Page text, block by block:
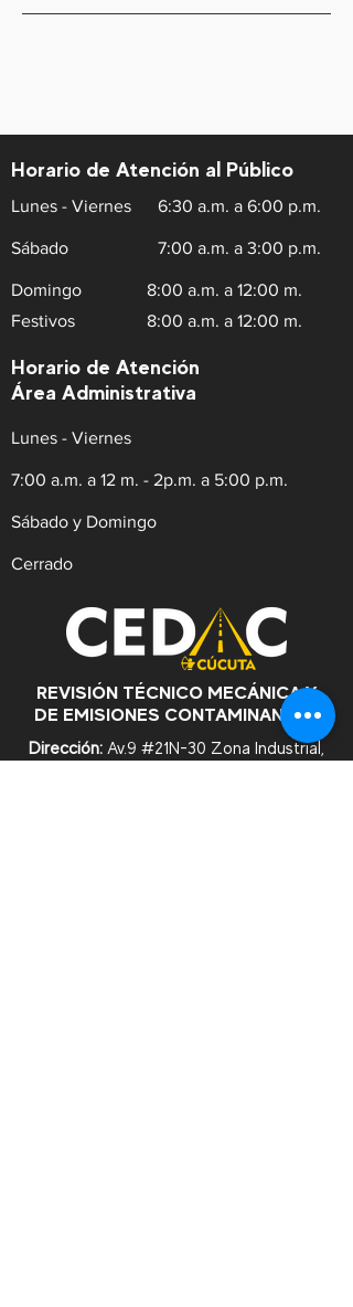
Horario de Atención al Público
Lunes - Viernes 6:30 a.m. a 6:00 p.m.
Sábado 7:00 a.m. a 3:00 p.m.
Domingo
Festivos
8:00 a.m. a 12:00 m.
8:00 a.m. a 12:00 m.
Horario de Atención
Área Administrativa
Lunes - Viernes
7:00 a.m. a 12 m. - 2p.m. a 5:00 p.m.
Sábado y Domingo
Cerrado
REVISIÓN TÉCNICO MECÁNICA Y
DE EMISIONES CONTAMINANTES
Dirección: Av.9 #21N-30 Zona Industrial,